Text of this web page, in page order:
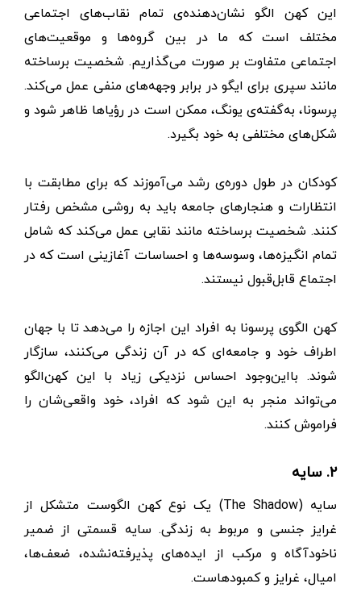
این کهن الگو نشان‌دهنده‌ی تمام نقاب‌های اجتماعی
مختلف است که ما در بین گروه‌ها و موقعیت‌های
اجتماعی متفاوت بر صورت می‌گذاریم. شخصیت برساخته
مانند سپری برای ایگو در برابر وجهه‌های منفی عمل می‌کند.
پرسونا، به‌گفته‌ی یونگ، ممکن است در رؤیاها ظاهر شود و
شکل‌های مختلفی به خود بگیرد.
کودکان در طول دوره‌ی رشد می‌آموزند که برای مطابقت با
انتظارات و هنجارهای جامعه باید به روشی مشخص رفتار
کنند. شخصیت برساخته مانند نقابی عمل می‌کند که شامل
تمام انگیزه‌ها، وسوسه‌ها و احساسات آغازینی است که در
اجتماع قابل‌قبول نیستند.
کهن الگوی پرسونا به افراد این اجازه را می‌دهد تا با جهان
اطراف خود و جامعه‌ای که در آن زندگی می‌کنند، سازگار
شوند. بااین‌وجود احساس نزدیکی زیاد با این کهن‌الگو
می‌تواند منجر به این شود که افراد، خود واقعی‌شان را
فراموش کنند.
۲. سایه
سایه (The Shadow) یک نوع کهن الگوست متشکل از
غرایز جنسی و مربوط به زندگی. سایه قسمتی از ضمیر
ناخودآگاه و مرکب از ایده‌های پذیرفته‌نشده، ضعف‌ها،
امیال، غرایز و کمبودهاست.